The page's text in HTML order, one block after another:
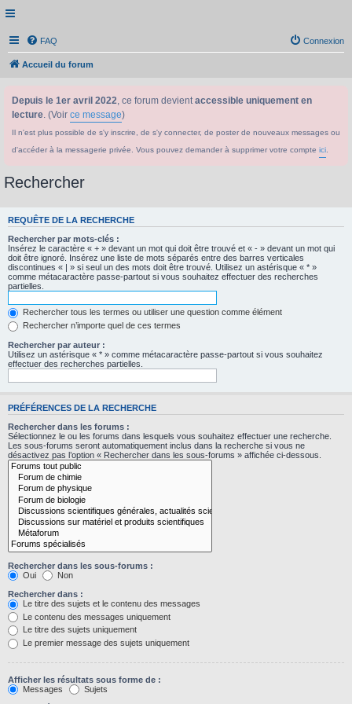
FAQ Connexion
Accueil du forum
Depuis le 1er avril 2022, ce forum devientaccessible uniquement en
lecture. (Voir ce message)
Il n'est plus possible de s'y inscrire, de s'y connecter, de poster de nouveaux messages ou
d'accéder à la messagerie privée. Vous pouvez demander à supprimer votre compte ici
Rechercher
REQUÊTE DE LA RECHERCHE
Rechercher par mots-clés :
Insérez le caractère « + » devant un mot qui doit être trouvé et « - » devant un mot qui
doit être ignoré. Insérez une liste de mots séparés entre des barres verticales
discontinues « | » si seul un des mots doit être trouvé. Utilisez un astérisque « * »
comme métacaractère passe-partout si vous souhaitez effectuer des recherches
partielles.
Rechercher tous les termes ou utiliser une question comme élément
Rechercher n’importe quel de ces termes
Rechercher par auteur :
Utilisez un astérisque « * » comme métacaractère passe-partout si vous souhaitez
effectuer des recherches partielles.
PRÉFÉRENCES DE LA RECHERCHE
Rechercher dans les forums :
Sélectionnez le ou les forums dans lesquels vous souhaitez effectuer une recherche.
Les sous-forums seront automatiquement inclus dans la recherche si vous ne
désactivez pas l’option « Rechercher dans les sous-forums » affichée ci-dessous.
Rechercher dans les sous-forums :
Oui
Non
Rechercher dans :
Le titre des sujets et le contenu des messages
Le contenu des messages uniquement
Le titre des sujets uniquement
Le premier message des sujets uniquement
Afficher les résultats sous forme de :
Messages
Sujets